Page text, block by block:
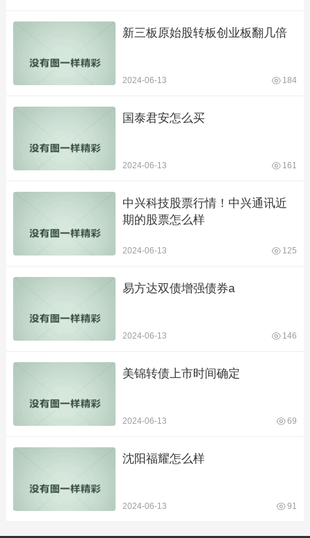
新三板原始股转板创业板翻几倍
2024-06-13 184
国泰君安怎么买
2024-06-13 161
中兴科技股票行情！中兴通讯近
期的股票怎么样
2024-06-13 125
易方达双债增强债券a
2024-06-13 146
美锦转债上市时间确定
2024-06-13 69
沈阳福耀怎么样
2024-06-13 91